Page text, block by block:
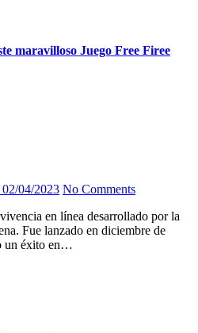
maravilloso Juego Free Firee
02/04/2023 No Comments
Fue lanzado en diciembre de
un éxito en…